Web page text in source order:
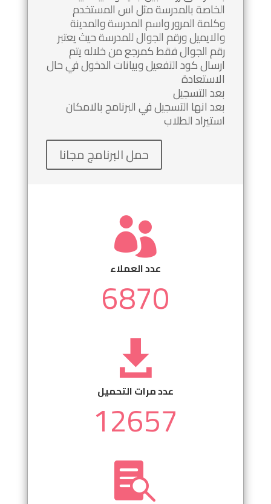
الخاصة بالمدرسة مثل اس المستخدم
وكلمة المرور واسم المدرسة والمدينة
والايميل ورقم الجوال للمدرسة حيث يعتبر
رقم الجوال فقط كمرجع من خلاله يتم
ارسال كود التفعيل وبيانات الدخول في حال
الاستعادة
بعد التسجيل
بعد انها التسجيل في البرنامج بالامكان
استيراد الطلاب
حمل البرنامج مجانا

عدد العملاء
6870

عدد مرات التحميل
12657
